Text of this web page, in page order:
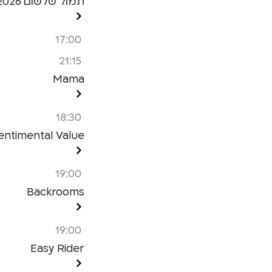
17:00
21:15
Mama
18:30
Value
19:00
Backrooms
19:00
Easy Rider